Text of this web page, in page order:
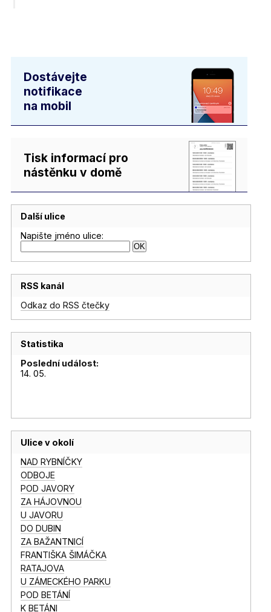
Dostávejte
notifikace
na mobil
Tisk informací pro
nástěnku v domě
Další ulice
Napište jméno ulice:
RSS kanál
Odkaz do RSS čtečky
Statistika
Poslední událost:
14. 05.
Ulice v okolí
NAD RYBNÍČKY
ODBOJE
POD JAVORY
ZA HÁJOVNOU
U JAVORU
DO DUBIN
ZA BAŽANTNICÍ
FRANTIŠKA ŠIMÁČKA
RATAJOVA
U ZÁMECKÉHO PARKU
POD BETÁNÍ
K BETÁNI